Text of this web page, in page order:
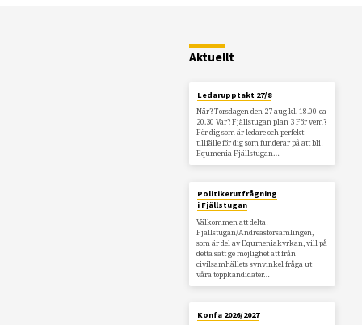
Aktuellt
Ledarupptakt 27/8
När? Torsdagen den 27 aug kl. 18.00-ca
20.30 Var? Fjällstugan plan 3 För vem?
För dig som är ledare och perfekt
tillfälle för dig som funderar på att bli!
Equmenia Fjällstugan…
Politikerutfrågning
i Fjällstugan
Välkommen att delta!
Fjällstugan/Andreasförsamlingen,
som är del av Equmeniakyrkan, vill på
detta sätt ge möjlighet att från
civilsamhällets synvinkel fråga ut
våra toppkandidater…
Konfa 2026/2027